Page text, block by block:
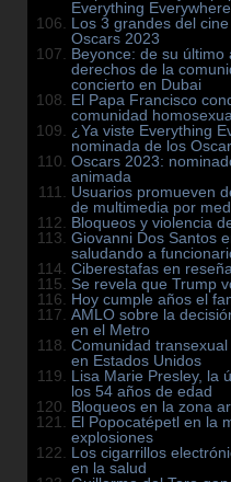
Everything
Los 3 grandes del
Oscars 2023
Beyonce: de su
derechos de la
concierto en Dubai
El Papa Francisco
comunidad
¿Ya viste Everything
nominada de los
Oscars 2023:
animada
Usuarios promueven
de multimedia por
Bloqueos y violencia
Giovanni Dos Santos
saludando a
Ciberestafas en
Se revela que Trump
Hoy cumple años el
AMLO sobre la
en el Metro
Comunidad
en Estados Unidos
Lisa Marie Presley, la
los 54 años de edad
Bloqueos en la zona
El Popocatépetl en la
explosiones
Los cigarrillos
en la salud